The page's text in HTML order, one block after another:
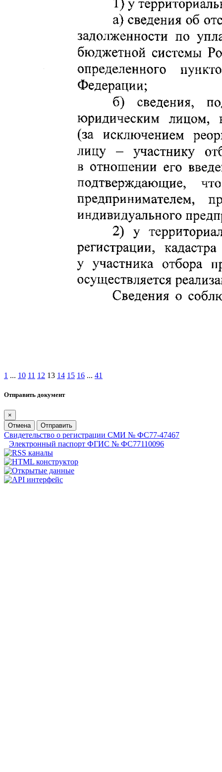
1 ... 10 11 12 13 14 15 16 ... 41
Отправить документ
×
Отмена
Отправить
Свидетельство о регистрации СМИ № ФС77-47467
Электронный паспорт ФГИС № ФС77110096